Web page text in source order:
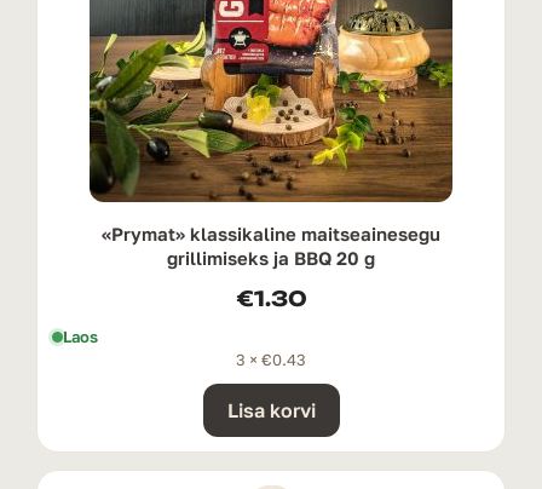
«Prymat» klassikaline maitseainesegu
grillimiseks ja BBQ 20 g
€1.30
Laos
3 × €0.43
Lisa korvi